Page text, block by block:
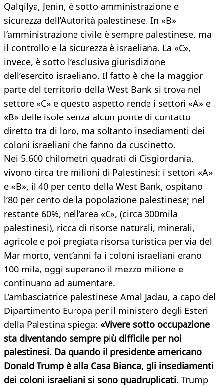
Qalqilya, Jenin, è sotto amministrazione e
sicurezza dell’Autorità palestinese. In «B»
l’amministrazione civile è sempre palestinese, ma
il controllo e la sicurezza è israeliana. La «C»,
invece, è sotto l’esclusiva giurisdizione
dell’esercito israeliano. Il fatto è che la maggior
parte del territorio della West Bank si trova nel
settore «C» e questo aspetto rende i settori «A» e
«B» delle isole senza alcun ponte di contatto
diretto tra di loro, ma soltanto insediamenti dei
coloni israeliani che fanno da cuscinetto.
Nei 5.600 chilometri quadrati di Cisgiordania,
vivono circa tre milioni di Palestinesi: i settori «A»
e «B», il 40 per cento della West Bank, ospitano
l’80 per cento della popolazione palestinese; nel
restante 60%, nell’area «C», (circa 300mila
palestinesi), ricca di risorse naturali, minerali,
agricole e poi pregiata risorsa turistica per via del
Mar morto, vent’anni fa i coloni israeliani erano
100 mila, oggi superano il mezzo milione e
continuano ad aumentare.
L’ambasciatrice palestinese Amal Jadau, a capo del
Dipartimento Europa per il ministero degli Esteri
della Palestina spiega: «Vivere sotto occupazione
sta diventando sempre più difficile per noi
palestinesi. Da quando il presidente americano
Donald Trump è alla Casa Bianca, gli insediamenti
dei coloni israeliani si sono quadruplicati. Trump